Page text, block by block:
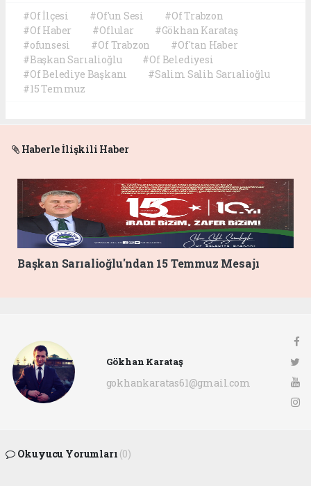
#Of İlçesi #Of'un Sesi
#Of Trabzon
#Of Haber
#Oflular
#Gökhan Karataş
#ofunsesi
#Of Trabzon
#Of'tan Haber
#Başkan Sarıalioğlu
#Of Belediyesi
#Of Belediye Başkanı
#Salim Salih Sarıalioğlu
#15 Temmuz
Haberle İlişkili Haber
Başkan Sarıalioğlu'ndan 15 Temmuz Mesajı
Gökhan Karataş
gokhankaratas61@gmail.com
Okuyucu Yorumları (0)